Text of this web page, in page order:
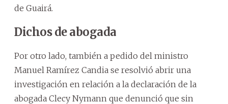
de Guairá.
Dichos de abogada
Por otro lado, también a pedido del ministro
Manuel Ramírez Candia se resolvió abrir una
investigación en relación a la declaración de la
abogada Clecy Nymann que denunció que sin